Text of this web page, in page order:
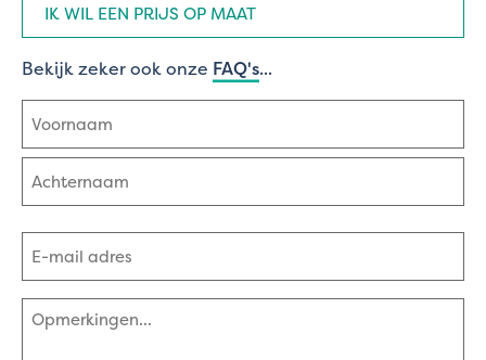
IK WIL EEN PRIJS OP MAAT
Bekijk zeker ook onze FAQ's...
Naam
(Vereist)
Voornaam
E-
mailadres
(Vereist)
Opmerkingen
(Vereist)